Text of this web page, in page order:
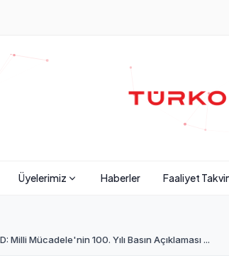
Üyelerimiz Haberler Faaliyet
Milli Mücadele'nin 100. Yılı Basın Açıklaması ...